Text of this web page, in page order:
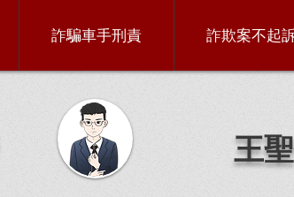
詐騙車手刑責 詐欺案不起
王